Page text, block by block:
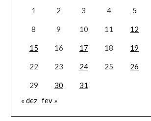
1
2 3 4 5
8 9 10 11 12
15 16 17 18 19
22 23 24 25 26
29 30
31
« dez fev »